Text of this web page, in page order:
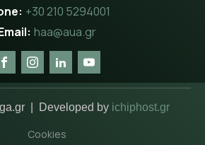
+30 210 5294001
haa@aua.gr
| Developed by ichiphost.gr
Cookies